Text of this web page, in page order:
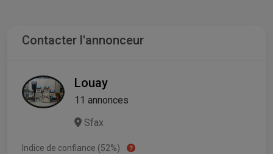
Contacter l'annonceur
Louay
11 annonces
Sfax
Indice de confiance (52%)